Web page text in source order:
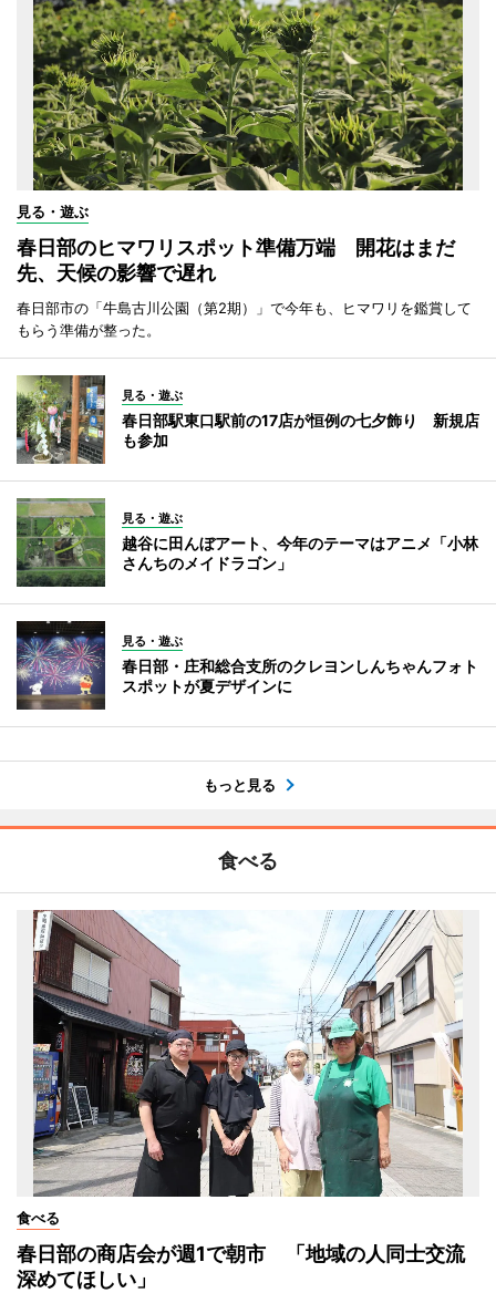
見る・遊ぶ
春日部のヒマワリスポット準備万端 開花はまだ
先、天候の影響で遅れ
春日部市の「牛島古川公園（第2期）」で今年も、ヒマワリを鑑賞して
もらう準備が整った。
見る・遊ぶ
春日部駅東口駅前の17店が恒例の七夕飾り 新規店
も参加
見る・遊ぶ
越谷に田んぼアート、今年のテーマはアニメ「小林
さんちのメイドラゴン」
見る・遊ぶ
春日部・庄和総合支所のクレヨンしんちゃんフォト
スポットが夏デザインに
もっと見る
食べる
食べる
春日部の商店会が週1で朝市 「地域の人同士交流
深めてほしい」